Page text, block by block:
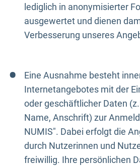
lediglich in anonymisierter
ausgewertet und dienen
Verbesserung unseres
Eine Ausnahme besteht
Internetangebotes mit der
oder geschäftlicher Daten
Name, Anschrift) zur
NUMIS". Dabei erfolgt die
durch Nutzerinnen und
freiwillig. Ihre persönlichen